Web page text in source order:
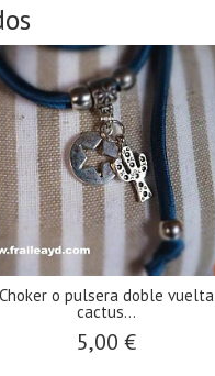
Choker o pulsera doble vuelta
cactus...
5,00 €